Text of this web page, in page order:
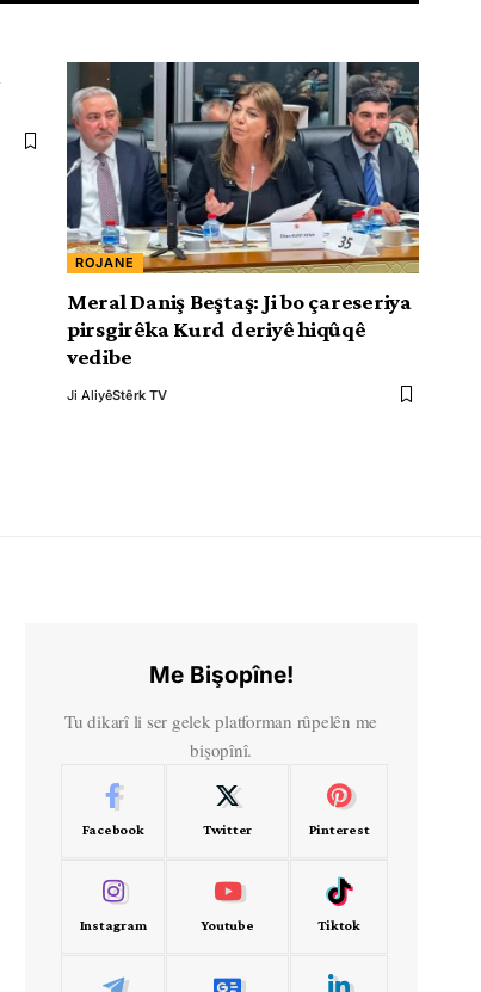
ROJANE
Meral Daniş Beştaş: Ji bo çareseriya
pirsgirêka Kurd deriyê hiqûqê
vedibe
Ji AliyêStêrk TV
Me Bişopîne!
Tu dikarî li ser gelek platforman rûpelên me
bişopînî.
Facebook Twitter Pinterest
Instagram Youtube Tiktok